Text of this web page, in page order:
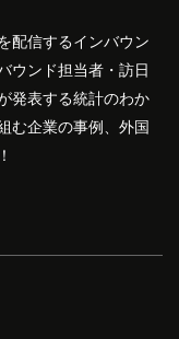
配信するインバウン
ウンド担当者・訪日
発表する統計のわか
む企業の事例、外国